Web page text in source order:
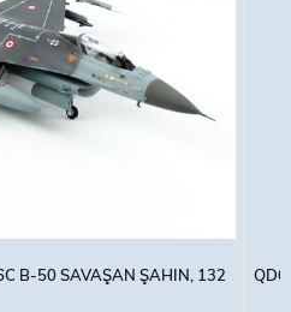
B-50 SAVAŞAN ŞAHIN, 132